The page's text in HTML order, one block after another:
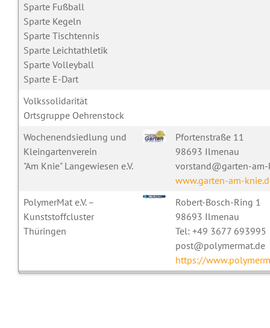
Sparte Fußball
Sparte Kegeln
Sparte Tischtennis
Sparte Leichtathletik
Sparte Volleyball
Sparte E-Dart
Volkssolidarität
Ortsgruppe Oehrenstock
Wochenendsiedlung und
Kleingartenverein
"Am Knie" Langewiesen e.V.
Pfortenstraße 11
98693 Ilmenau
vorstand@garten-am-
www.garten-am-
PolymerMat e.V. –
Kunststoffcluster
Thüringen
Robert-Bosch-Ring 1
98693 Ilmenau
Tel: +49 3677 693995
post@polymermat.de
https://